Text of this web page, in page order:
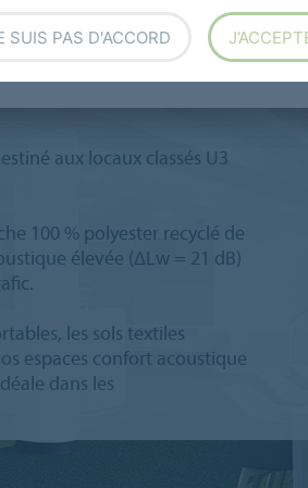
aux locaux classés U3
100 % polyester recyclé de
élevée (ΔLw = 21 dB)
les sols textiles
espaces confort acoustique
dans les
SUIS PAS D'ACCORD